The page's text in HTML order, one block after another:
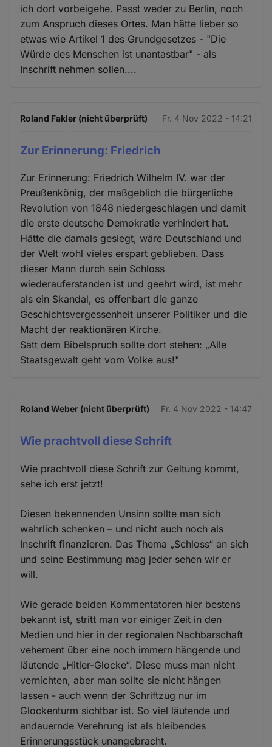
ich dort vorbeigehe. Passt weder zu Berlin, noch
zum Anspruch dieses Ortes. Man hätte lieber so
etwas wie Artikel 1 des Grundgesetzes - "Die
Würde des Menschen ist unantastbar" - als
Inschrift nehmen sollen....
Roland Fakler (nicht überprüft) Fr. 4 Nov 2022 - 14:21
Zur Erinnerung: Friedrich
Zur Erinnerung: Friedrich Wilhelm IV. war der
Preußenkönig, der maßgeblich die bürgerliche
Revolution von 1848 niedergeschlagen und damit
die erste deutsche Demokratie verhindert hat.
Hätte die damals gesiegt, wäre Deutschland und
der Welt wohl vieles erspart geblieben. Dass
dieser Mann durch sein Schloss
wiederauferstanden ist und geehrt wird, ist mehr
als ein Skandal, es offenbart die ganze
Geschichtsvergessenheit unserer Politiker und die
Macht der reaktionären Kirche.
Satt dem Bibelspruch sollte dort stehen: „Alle
Staatsgewalt geht vom Volke aus!"
Roland Weber (nicht überprüft) Fr. 4 Nov 2022 - 14:47
Wie prachtvoll diese Schrift
Wie prachtvoll diese Schrift zur Geltung kommt,
sehe ich erst jetzt!
Diesen bekennenden Unsinn sollte man sich
wahrlich schenken – und nicht auch noch als
Inschrift finanzieren. Das Thema „Schloss“ an sich
und seine Bestimmung mag jeder sehen wir er
will.
Wie gerade beiden Kommentatoren hier bestens
bekannt ist, stritt man vor einiger Zeit in den
Medien und hier in der regionalen Nachbarschaft
vehement über eine noch immern hängende und
läutende „Hitler-Glocke“. Diese muss man nicht
vernichten, aber man sollte sie nicht hängen
lassen - auch wenn der Schriftzug nur im
Glockenturm sichtbar ist. So viel läutende und
andauernde Verehrung ist als bleibendes
Erinnerungsstück unangebracht.